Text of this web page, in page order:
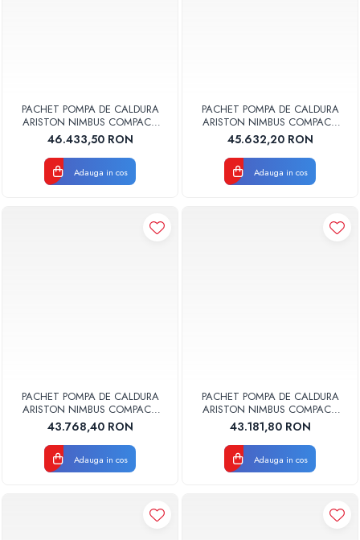
PACHET POMPA DE CALDURA
ARISTON NIMBUS COMPACT
150 M-T NET TRIFAZAT
3301868
46.433,50 RON
Adauga in cos
PACHET POMPA DE CALDURA
ARISTON NIMBUS COMPACT
150 M NET MONOFAZAT
3301866
45.632,20 RON
Adauga in cos
PACHET POMPA DE CALDURA
ARISTON NIMBUS COMPACT
120 S-T NET TRIFAZAT
3302228
43.768,40 RON
Adauga in cos
PACHET POMPA DE CALDURA
ARISTON NIMBUS COMPACT
120 S NET MONOFAZAT
3302226
43.181,80 RON
Adauga in cos